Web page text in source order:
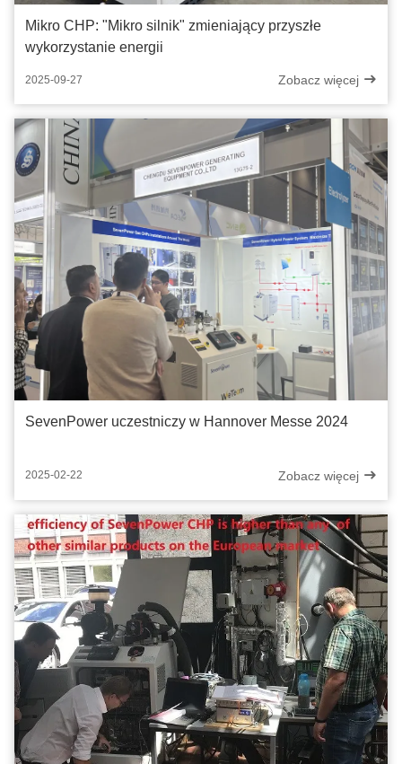
Mikro CHP: "Mikro silnik" zmieniający przyszłe
wykorzystanie energii​
2025-09-27 Zobacz więcej
SevenPower uczestniczy w Hannover Messe 2024
2025-02-22 Zobacz więcej